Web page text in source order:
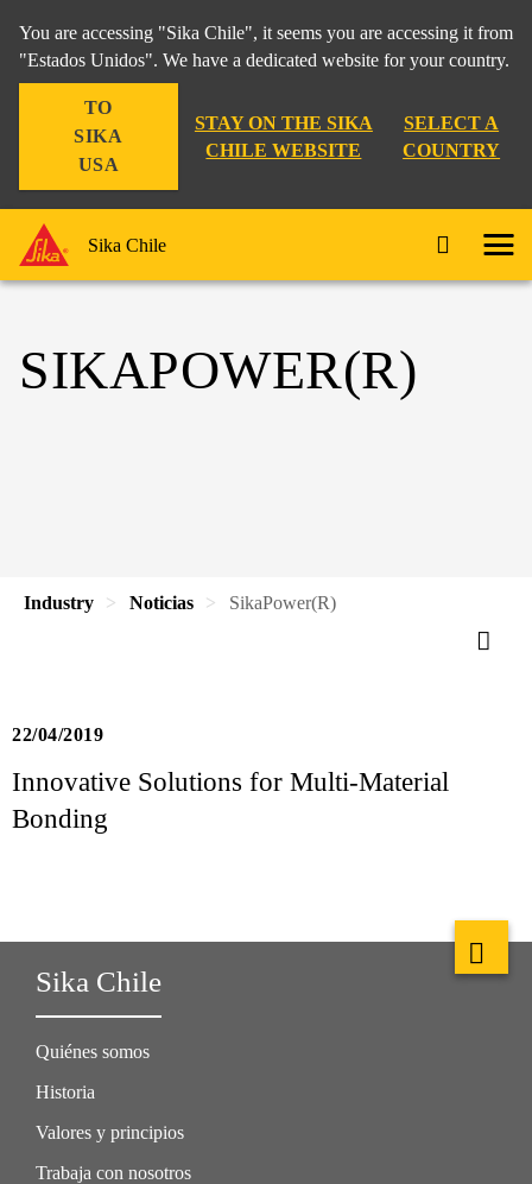
You are accessing "Sika Chile", it seems you are accessing it from
"Estados Unidos". We have a dedicated website for your country.
TO
SIKA
USA
STAY ON THE SIKA
CHILE WEBSITE
SELECT A
COUNTRY
Sika Chile
SIKAPOWER(R)
Industry Noticias SikaPower(R)
22/04/2019
Innovative Solutions for Multi-Material
Bonding
Sika Chile
Quiénes somos
Historia
Valores y principios
Trabaja con nosotros